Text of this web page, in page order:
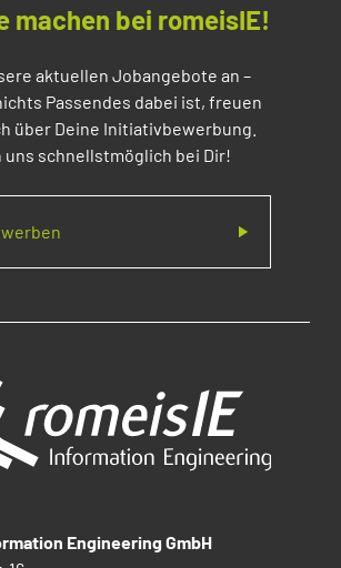
machen bei romeisIE!
aktuellen Jobangebote an –
Passendes dabei ist, freuen
über Deine Initiativbewerbung.
uns schnellstmöglich bei Dir!
Engineering GmbH